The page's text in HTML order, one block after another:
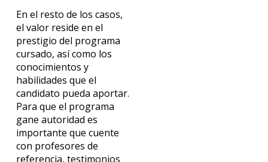
En el resto de los casos,
el valor reside en el
prestigio del programa
cursado, así como los
conocimientos y
habilidades que el
candidato pueda aportar.
Para que el programa
gane autoridad es
importante que cuente
con profesores de
referencia, testimonios